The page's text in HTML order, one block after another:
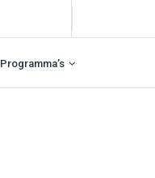
Programma’s